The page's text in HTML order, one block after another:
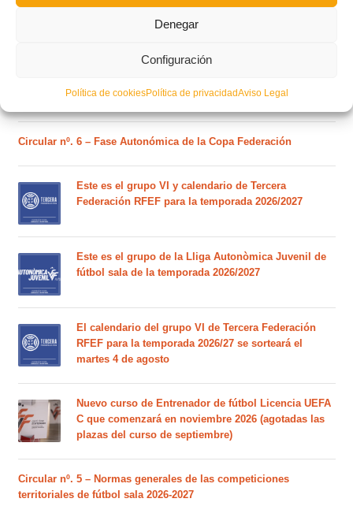
Denegar
Configuración
Política de cookiesPolítica de privacidadAviso Legal
Estos son los dos grupos y calendarios de Lliga
Circular nº. 7 – IV Supercopa Comunitat FFCV Futsal
Circular nº. 6 – Fase Autonómica de la Copa Federación
Este es el grupo VI y calendario de Tercera
Federación RFEF para la temporada 2026/2027
Este es el grupo de la Lliga Autonòmica Juvenil de
fútbol sala de la temporada 2026/2027
El calendario del grupo VI de Tercera Federación
RFEF para la temporada 2026/27 se sorteará el
martes 4 de agosto
Nuevo curso de Entrenador de fútbol Licencia UEFA
C que comenzará en noviembre 2026 (agotadas las
plazas del curso de septiembre)
Circular nº. 5 – Normas generales de las competiciones
territoriales de fútbol sala 2026-2027